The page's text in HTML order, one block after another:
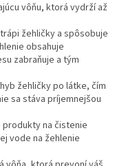
vôňu, ktorá vydrží až
žehličky a spôsobuje
obsahuje
zabraňuje a tým
žehličky po látke, čím
sa stáva príjemnejšou
na čistenie
vode na žehlenie